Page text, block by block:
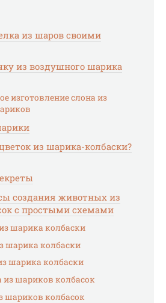
из шаров своими
из воздушного шарика
изготовление слона из
из шарика-колбаски?
создания животных из
с простыми схемами
шарика колбаски
шарика колбаски
шарика колбаски
шариков колбасок
шариков колбасок